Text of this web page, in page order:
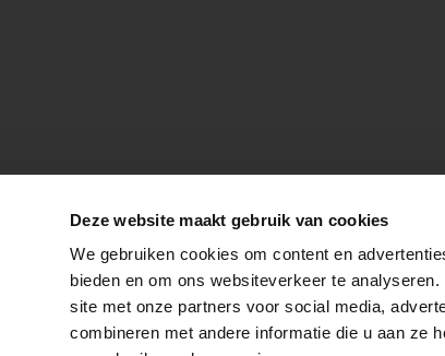
Deze website maakt gebruik van cookies
We gebruiken cookies om content en
bieden en om ons websiteverkeer te
site met onze partners voor social media,
combineren met andere informatie die u aan ze